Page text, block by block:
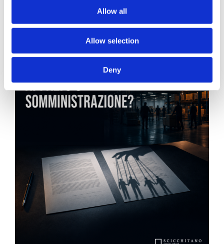
Allow all
Allow selection
Deny